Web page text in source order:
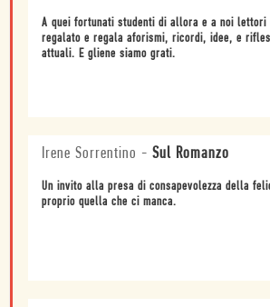
A quei fortunati studenti di allora e a noi lettori
regalato e regala aforismi, ricordi, idee, e
attuali. E gliene siamo grati.
Irene Sorrentino - Sul Romanzo
Un invito alla presa di consapevolezza della
proprio quella che ci manca.